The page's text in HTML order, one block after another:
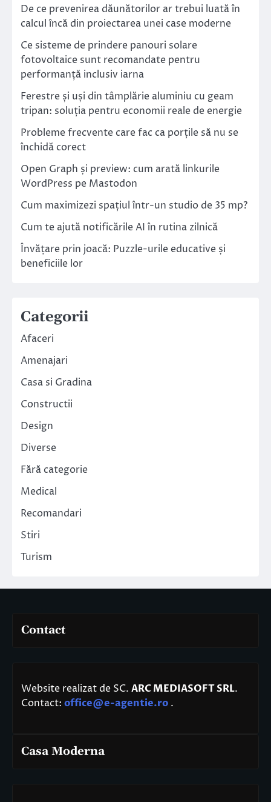
De ce prevenirea dăunătorilor ar trebui luată în
calcul încă din proiectarea unei case moderne
Ce sisteme de prindere panouri solare
fotovoltaice sunt recomandate pentru
performanță inclusiv iarna
Ferestre și uși din tâmplărie aluminiu cu geam
tripan: soluția pentru economii reale de energie
Probleme frecvente care fac ca porțile să nu se
închidă corect
Open Graph și preview: cum arată linkurile
WordPress pe Mastodon
Cum maximizezi spațiul într-un studio de 35 mp?
Cum te ajută notificările AI în rutina zilnică
Învățare prin joacă: Puzzle-urile educative și
beneficiile lor
Categorii
Afaceri
Amenajari
Casa si Gradina
Constructii
Design
Diverse
Fără categorie
Medical
Recomandari
Stiri
Turism
Contact
Website realizat de SC. ARC MEDIASOFT SRL.
Contact: office@e-agentie.ro .
Casa Moderna